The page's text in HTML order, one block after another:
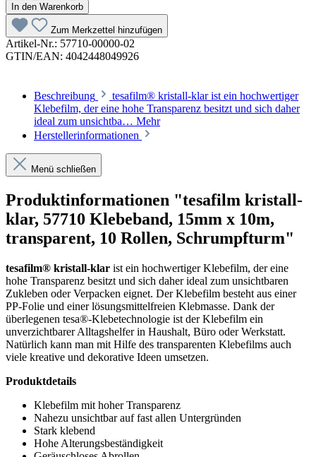
In den Warenkorb
Zum Merkzettel hinzufügen
Artikel-Nr.: 57710-00000-02
GTIN/EAN: 4042448049926
Beschreibung
tesafilm® kristall-klar ist ein hochwertiger
Klebefilm, der eine hohe Transparenz besitzt und sich daher
ideal zum unsichtba… Mehr
Herstellerinformationen
Menü schließen
Produktinformationen "tesafilm kristall-
klar, 57710 Klebeband, 15mm x 10m,
transparent, 10 Rollen, Schrumpfturm"
tesafilm® kristall-klar ist ein hochwertiger Klebefilm, der eine
hohe Transparenz besitzt und sich daher ideal zum unsichtbaren
Zukleben oder Verpacken eignet. Der Klebefilm besteht aus einer
PP-Folie und einer lösungsmittelfreien Klebmasse. Dank der
überlegenen tesa®-Klebetechnologie ist der Klebefilm ein
unverzichtbarer Alltagshelfer in Haushalt, Büro oder Werkstatt.
Natürlich kann man mit Hilfe des transparenten Klebefilms auch
viele kreative und dekorative Ideen umsetzen.
Produktdetails
Klebefilm mit hoher Transparenz
Nahezu unsichtbar auf fast allen Untergründen
Stark klebend
Hohe Alterungsbeständigkeit